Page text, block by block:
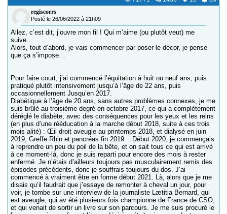
regiscorrs
Posté le 26/06/2022 à 21h09
Allez, c’est dit, j’ouvre mon fil ! Qui m’aime (ou plutôt veut) me
suive…
Alors, tout d’abord, je vais commencer par poser le décor, je pense
que ça s’impose…
Pour faire court, j’ai commencé l’équitation à huit ou neuf ans, puis
pratiqué plutôt intensivement jusqu’à l’âge de 22 ans, puis
occasionnellement Jusqu’en 2017.
Diabétique à l’âge de 20 ans, sans autres problèmes connexes, je me
suis brûlé au troisième degré en octobre 2017, ce qui a complètement
déréglé le diabète, avec des conséquences pour les yeux et les reins
(en plus d’une rééducation à la marche début 2018, suite à ces trois
mois alité) : Œil droit aveugle au printemps 2018, et dialysé en juin
2019, Greffe Rhin et pancréas fin 2019. . Début 2020, je commençais
à reprendre un peu du poil de la bête, et on sait tous ce qui est arrivé
à ce moment-là, donc je suis reparti pour encore des mois à rester
enfermé. Je n’étais d’ailleurs toujours pas musculairement remis des
épisodes précédents, donc je souffrais toujours du dos. J’ai
commencé à vraiment être en forme début 2021. Là, alors que je me
disais qu’il faudrait que j’essaye de remonter à cheval un jour, pour
voir, je tombe sur une interview de la journaliste Lætitia Bernard, qui
est aveugle, qui av été plusieurs fois championne de France de CSO,
et qui venait de sortir un livre sur son parcours. Je me suis procuré le